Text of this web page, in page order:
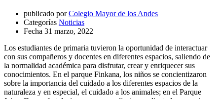
publicado por Colegio Mayor de los Andes
Categorías Noticias
Fecha 31 marzo, 2022
Los estudiantes de primaria tuvieron la oportunidad de interactuar
con sus compañeros y docentes en diferentes espacios, saliendo de
la normalidad académica para disfrutar, crear y enriquecer sus
conocimientos. En el parque Finkana, los niños se concientizaron
sobre la importancia del cuidado a los diferentes espacios de la
naturaleza y en especial, el cuidado a los animales; en el Parque